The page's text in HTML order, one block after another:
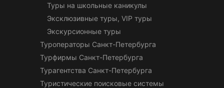
Туры на школьные каникулы
Эксклюзивные туры, VIP туры
Экскурсионные туры
Туроператоры Санкт-Петербурга
Турфирмы Санкт-Петербурга
Турагентства Санкт-Петербурга
Туристические поисковые системы